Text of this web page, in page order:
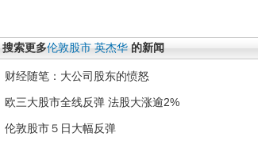
搜索更多伦敦股市 英杰华 的新闻
财经随笔：大公司股东的愤怒
欧三大股市全线反弹 法股大涨逾2%
伦敦股市５日大幅反弹